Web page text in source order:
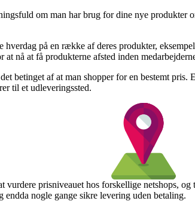
om man har brug for dine nye produkter
på en række af deres produkter,
nå at få produkterne afsted inden
betinget af at man shopper for en bestemt
til et udleveringssted.
vurdere prisniveauet hos forskellige netshops,
nogle gange sikre levering uden betaling.